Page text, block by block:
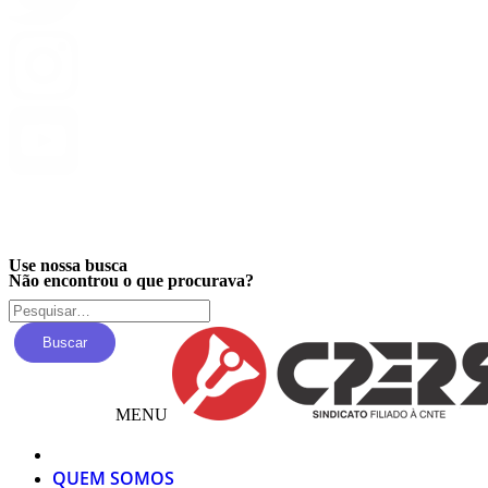
Não encontrou o que procurava?
Use nossa busca
Buscar
MENU
QUEM SOMOS